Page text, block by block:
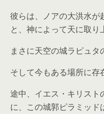
彼らは、ノアの大洪水が
と、神によって天に取り
まさに天空の城ラピュタ
そして今もある場所に存
途中、イエス・キリスト
に、この城郭ピラミッド